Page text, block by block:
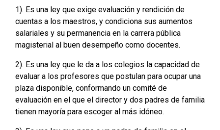
1). Es una ley que exige evaluación y rendición de
cuentas a los maestros, y condiciona sus aumentos
salariales y su permanencia en la carrera pública
magisterial al buen desempeño como docentes.
2). Es una ley que le da a los colegios la capacidad de
evaluar a los profesores que postulan para ocupar una
plaza disponible, conformando un comité de
evaluación en el que el director y dos padres de familia
tienen mayoría para escoger al más idóneo.